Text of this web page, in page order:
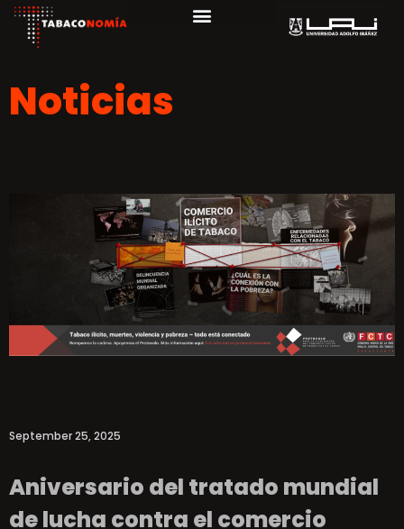
Noticias
September 25, 2025
Aniversario del tratado mundial
de lucha contra el comercio